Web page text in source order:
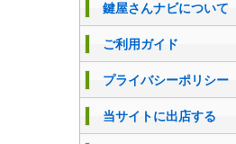
鍵屋さんナビについて
ご利用ガイド
プライバシーポリシー
当サイトに出店する